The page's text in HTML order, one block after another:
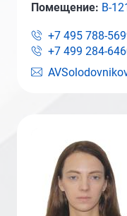
Помещение: В-
+7 495 788-
+7 499 284-